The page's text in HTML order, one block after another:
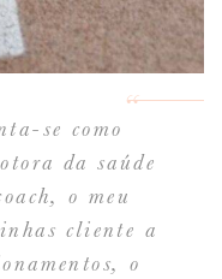
se como
da saúde
o meu
cliente a
o